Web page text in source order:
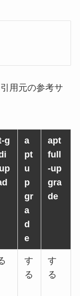
用元の参考サ
g
a
pt
u
p
gr
a
d
e
apt
full
-up
gra
de
す
る
す
る